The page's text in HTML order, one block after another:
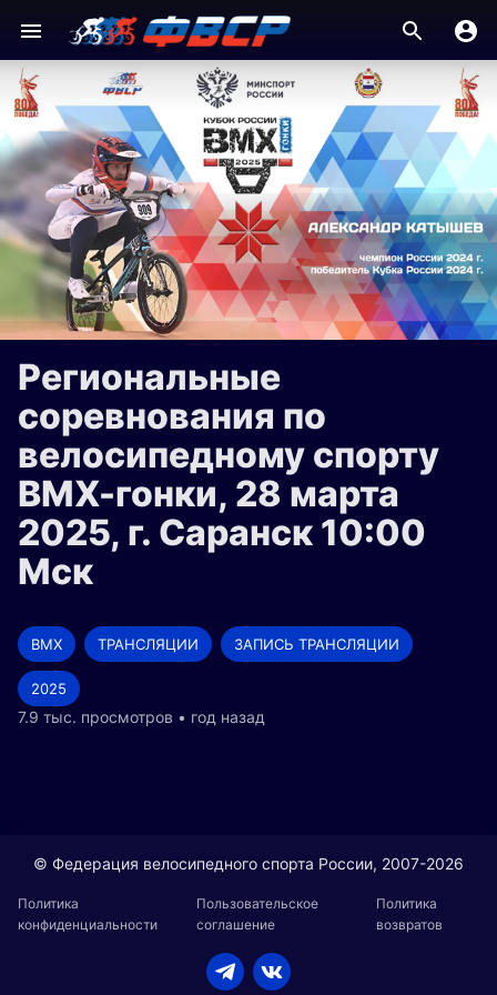
Региональные
соревнования по
велосипедному спорту
ВМХ-гонки, 28 марта
2025, г. Cаранск 10:00
Мск
BMX ТРАНСЛЯЦИИ ЗАПИСЬ ТРАНСЛЯЦИИ
2025
7.9 тыс. просмотров • год назад
© Федерация велосипедного спорта России, 2007-2026
Политика
конфиденциальности
Пользовательское
соглашение
Политика
возвратов